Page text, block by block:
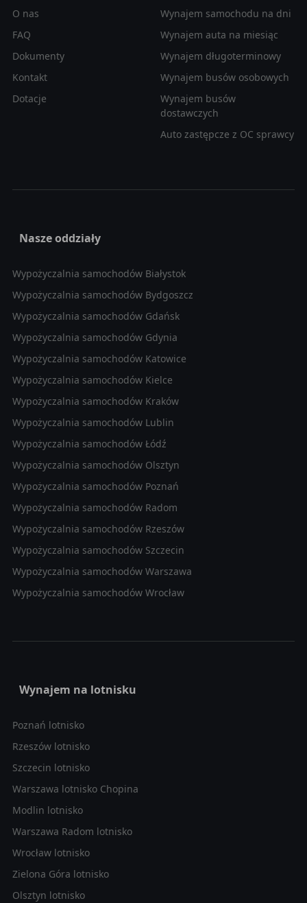
O nas
FAQ
Dokumenty
Kontakt
Dotacje
Wynajem samochodu na dni
Wynajem auta na miesiąc
Wynajem długoterminowy
Wynajem busów osobowych
Wynajem busów
dostawczych
Auto zastępcze z OC sprawcy
Nasze oddziały
Wypożyczalnia samochodów Białystok
Wypożyczalnia samochodów Bydgoszcz
Wypożyczalnia samochodów Gdańsk
Wypożyczalnia samochodów Gdynia
Wypożyczalnia samochodów Katowice
Wypożyczalnia samochodów Kielce
Wypożyczalnia samochodów Kraków
Wypożyczalnia samochodów Lublin
Wypożyczalnia samochodów Łódź
Wypożyczalnia samochodów Olsztyn
Wypożyczalnia samochodów Poznań
Wypożyczalnia samochodów Radom
Wypożyczalnia samochodów Rzeszów
Wypożyczalnia samochodów Szczecin
Wypożyczalnia samochodów Warszawa
Wypożyczalnia samochodów Wrocław
Wynajem na lotnisku
Poznań lotnisko
Rzeszów lotnisko
Szczecin lotnisko
Warszawa lotnisko Chopina
Modlin lotnisko
Warszawa Radom lotnisko
Wrocław lotnisko
Zielona Góra lotnisko
Olsztyn lotnisko